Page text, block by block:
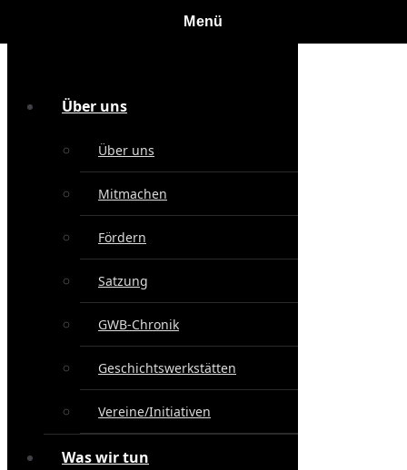
Über uns
Über uns
Mitmachen
Fördern
Satzung
GWB-Chronik
Geschichtswerkstätten
Vereine/Initiativen
Was wir tun